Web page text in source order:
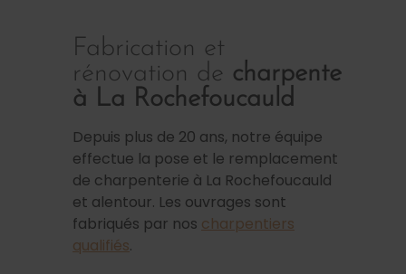
Fabrication et
rénovation de charpente
à La Rochefoucauld
Depuis plus de 20 ans, notre équipe
effectue la pose et le remplacement
de charpenterie à La Rochefoucauld
et alentour. Les ouvrages sont
fabriqués par nos charpentiers
qualifiés.